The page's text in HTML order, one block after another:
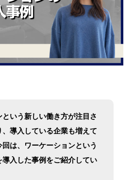
という新しい働き方が注目さ
導入している企業も増えて
は、ワーケーションという
導入した事例をご紹介してい